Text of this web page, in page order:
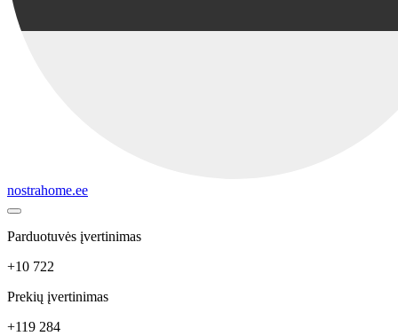
nostrahome.ee
Parduotuvės įvertinimas
+10 722
Prekių įvertinimas
+119 284